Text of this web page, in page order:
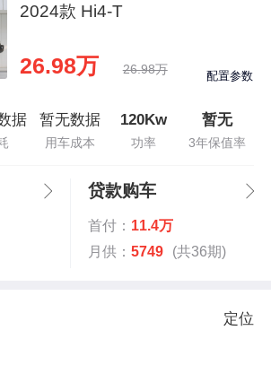
2024款 Hi4-T
26.98万 26.98万 配置参数
据 暂无数据
用车成本
120Kw
功率
暂无
3年保值率
贷款购车
首付： 11.4万
月供： 5749 (共36期)
定位